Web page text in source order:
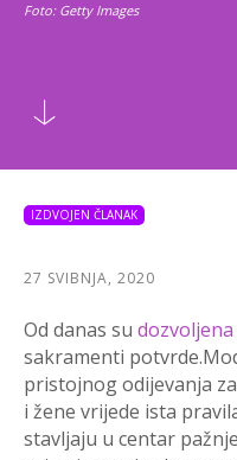
Foto: Getty Images
IZDVOJEN ČLANAK
27 SVIBNJA, 2020
Od danas su dozvoljena
sakramenti
pristojnog odijevanja
i žene vrijede ista
stavljaju u centar